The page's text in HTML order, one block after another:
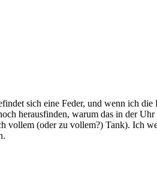
sich eine Feder, und wenn ich
herausfinden, warum das in der
vollem (oder zu vollem?) Tank). Ich